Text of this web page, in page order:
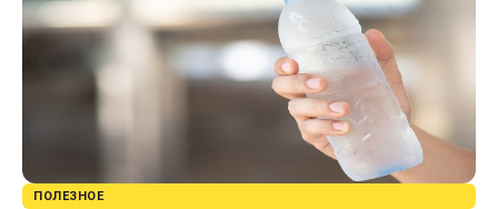
ПОЛЕЗНОЕ